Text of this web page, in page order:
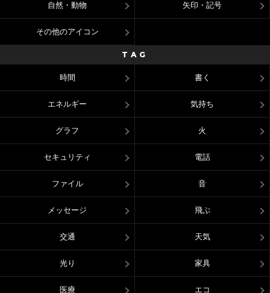
自然・動物 矢印・記号
その他のアイコン
TAG
時間 書く
エネルギー 気持ち
グラフ 火
セキュリティ 電話
ファイル 音
メッセージ 飛ぶ
交通 天気
光り 家具
医療 エコ